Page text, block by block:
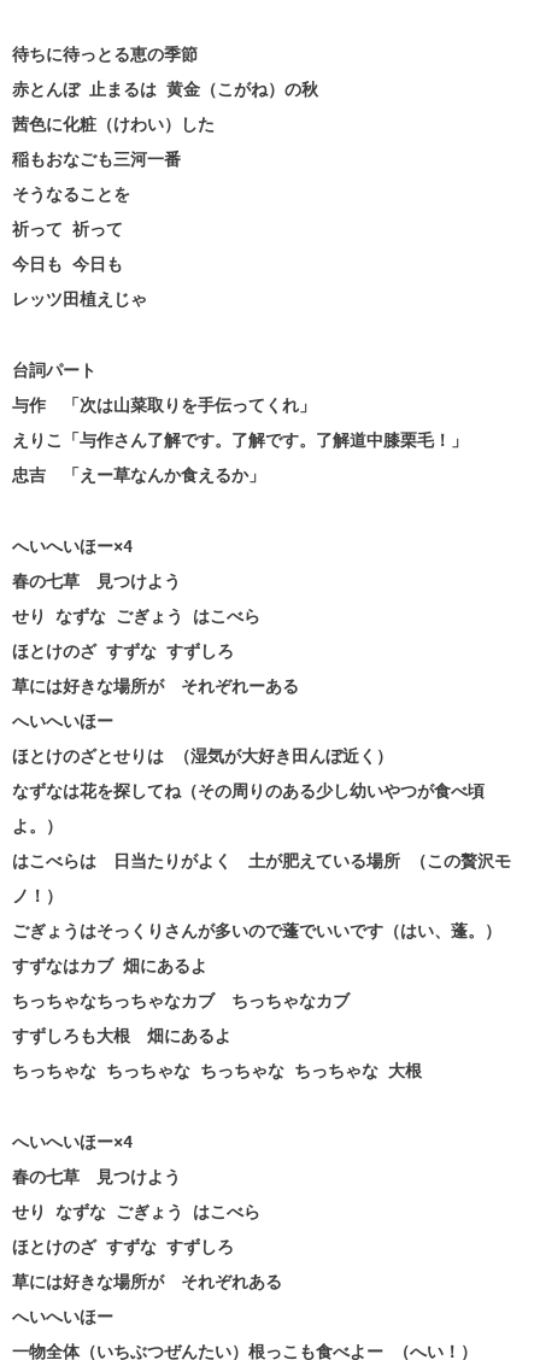
待ちに待っとる恵の季節
赤とんぼ 止まるは 黄金（こがね）の秋
茜色に化粧（けわい）した
稲もおなごも三河一番
そうなることを
祈って 祈って
今日も 今日も
レッツ田植えじゃ
台詞パート
与作 「次は山菜取りを手伝ってくれ」
えりこ「与作さん了解です。了解です。了解道中膝栗毛！」
忠吉 「えー草なんか食えるか」
へいへいほー×4
春の七草 見つけよう
せり なずな ごぎょう はこべら
ほとけのざ すずな すずしろ
草には好きな場所が それぞれーある
へいへいほー
ほとけのざとせりは （湿気が大好き田んぼ近く）
なずなは花を探してね（その周りのある少し幼いやつが食べ頃
よ。）
はこべらは 日当たりがよく 土が肥えている場所 （この贅沢モ
ノ！）
ごぎょうはそっくりさんが多いので蓬でいいです（はい、蓬。）
すずなはカブ 畑にあるよ
ちっちゃなちっちゃなカブ ちっちゃなカブ
すずしろも大根 畑にあるよ
ちっちゃな ちっちゃな ちっちゃな ちっちゃな 大根
へいへいほー×4
春の七草 見つけよう
せり なずな ごぎょう はこべら
ほとけのざ すずな すずしろ
草には好きな場所が それぞれある
へいへいほー
一物全体（いちぶつぜんたい）根っこも食べよー （へい！）